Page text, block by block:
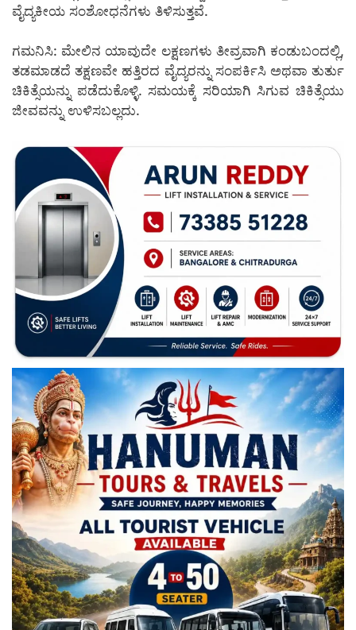
ವೈದ್ಯಕೀಯ ಸಂಶೋಧನೆಗಳು ತಿಳಿಸುತ್ತವೆ.
ಗಮನಿಸಿ: ಮೇಲಿನ ಯಾವುದೇ ಲಕ್ಷಣಗಳು ತೀವ್ರವಾಗಿ ಕಂಡುಬಂದಲ್ಲಿ,
ತಡಮಾಡದೆ ತಕ್ಷಣವೇ ಹತ್ತಿರದ ವೈದ್ಯರನ್ನು ಸಂಪರ್ಕಿಸಿ ಅಥವಾ ತುರ್ತು
ಚಿಕಿತ್ಸೆಯನ್ನು ಪಡೆದುಕೊಳ್ಳಿ. ಸಮಯಕ್ಕೆ ಸರಿಯಾಗಿ ಸಿಗುವ ಚಿಕಿತ್ಸೆಯು
ಜೀವವನ್ನು ಉಳಿಸಬಲ್ಲದು.